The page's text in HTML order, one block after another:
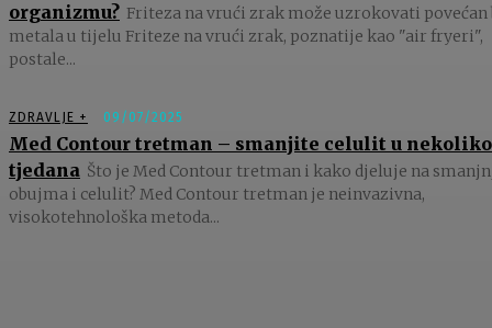
organizmu? Friteza na vrući zrak može uzrokovati
metala u tijelu Friteze na vrući zrak, poznatije kao "air fryeri",
postale...
ZDRAVLJE + 09/07/2025
Med Contour tretman – smanjite celulit u nekoliko
tjedana Što je Med Contour tretman i kako djeluje na
obujma i celulit? Med Contour tretman je neinvazivna,
visokotehnološka metoda...